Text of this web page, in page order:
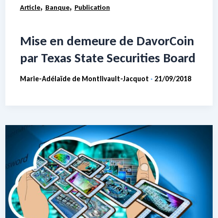
Article, Banque, Publication
Mise en demeure de DavorCoin
par Texas State Securities Board
Marie-Adélaïde de Montlivault-Jacquot - 21/09/2018